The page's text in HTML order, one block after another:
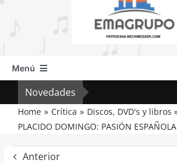
Menú
Inicio
Actual
Artículos
Crítica
Novedades
Home Crítica
Discos, DVD's y libros
PLACIDO DOMINGO: PASIÓN ESPAÑOLA
Anterior